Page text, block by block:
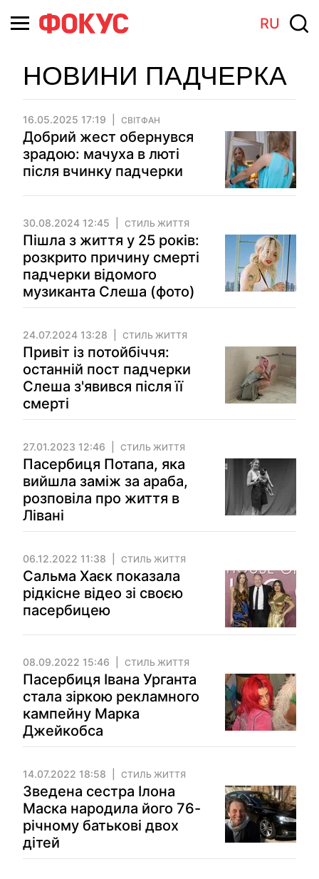
RU
НОВИНИ ПАДЧЕРКА
16.05.2025 17:19 СВІТФАН
Добрий жест обернувся
зрадою: мачуха в люті
після вчинку падчерки
30.08.2024 12:45 СТИЛЬ ЖИТТЯ
Пішла з життя у 25 років:
розкрито причину смерті
падчерки відомого
музиканта Слеша (фото)
24.07.2024 13:28 СТИЛЬ ЖИТТЯ
Привіт із потойбіччя:
останній пост падчерки
Слеша з'явився після її
смерті
27.01.2023 12:46 СТИЛЬ ЖИТТЯ
Пасербиця Потапа, яка
вийшла заміж за араба,
розповіла про життя в
Лівані
06.12.2022 11:38 СТИЛЬ ЖИТТЯ
Сальма Хаєк показала
рідкісне відео зі своєю
пасербицею
08.09.2022 15:46 СТИЛЬ ЖИТТЯ
Пасербиця Івана Урганта
стала зіркою рекламного
кампейну Марка
Джейкобса
14.07.2022 18:58 СТИЛЬ ЖИТТЯ
Зведена сестра Ілона
Маска народила його 76-
річному батькові двох
дітей